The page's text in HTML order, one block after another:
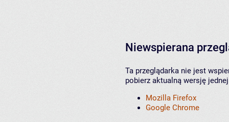
Niewspierana
Ta przeglądarka nie jest
pobierz aktualną wersję
Mozilla Firefox
Google Chrome